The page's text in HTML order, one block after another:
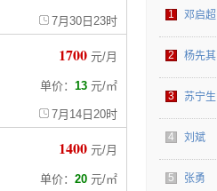
7月30日23时
1700 元/月
单价： 13 元/㎡
7月14日20时
1400 元/月
单价： 20 元/㎡
1 邓启超
2 杨先其
3 苏宁生
4 刘斌
5 张勇